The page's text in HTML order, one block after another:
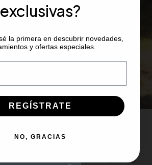
Seleccionar opciones
CAMISETA DE INVIERNO
39,90€
exclusivas?
la primera en descubrir novedades,
y ofertas especiales.
REGÍSTRATE
NO, GRACIAS